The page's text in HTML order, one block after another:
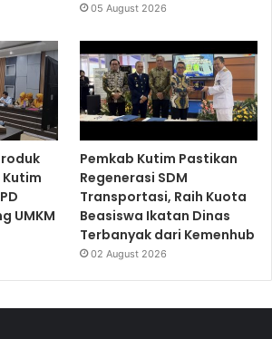
05 August 2026
Kutim
UMKM
Pemkab Kutim Pastikan
Regenerasi SDM
Transportasi, Raih Kuota
Beasiswa Ikatan Dinas
Terbanyak dari Kemenhub
02 August 2026